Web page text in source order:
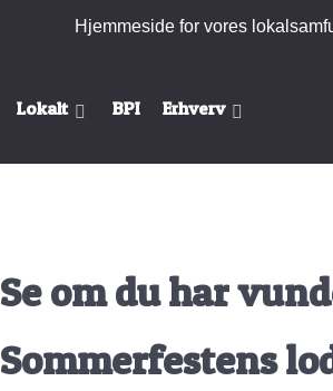
Hjemmeside for vores
Lokalt BPI Erhverv
Se om du har
Sommerfestens